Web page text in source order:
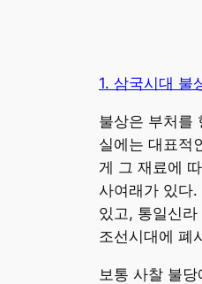
1. 삼국시대 불
불상은 부처를
실에는 대표적
게 그 재료에
사여래가 있다
있고, 통일신
조선시대에 폐
보통 사찰 불